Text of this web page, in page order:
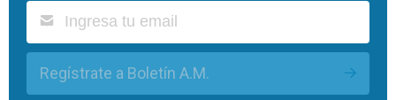
Regístrate a Boletín A.M.